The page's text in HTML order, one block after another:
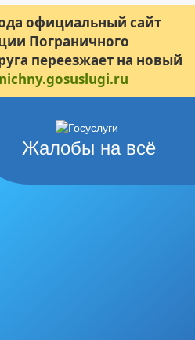
официальный сайт
Пограничного
переезжает на новый
Жалобы на всё